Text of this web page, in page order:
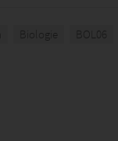
Biologie BOL06